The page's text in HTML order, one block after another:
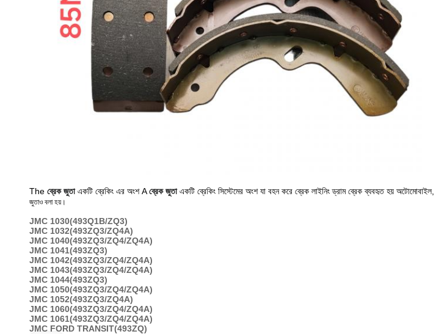
The ব্রেক জুতাএকটি ব্রেকিং এর অংশ Aব্রেক জুতাএকটি ব্রেকিং সিস্টেমের অংশ যা বহন করে ব্রেক লাইনিং ড্রাম ব্রেকব্যবহৃত হয় অটোমোবাইল
জুতাও বলা হয়।
JMC 1030(493Q1B/ZQ3)
JMC 1032(493ZQ3/ZQ4A)
JMC 1040(493ZQ3/ZQ4/ZQ4A)
JMC 1041(493ZQ3)
JMC 1042(493ZQ3/ZQ4/ZQ4A)
JMC 1043(493ZQ3/ZQ4/ZQ4A)
JMC 1044(493ZQ3)
JMC 1050(493ZQ3/ZQ4/ZQ4A)
JMC 1052(493ZQ3/ZQ4A)
JMC 1060(493ZQ3/ZQ4/ZQ4A)
JMC 1061(493ZQ3/ZQ4/ZQ4A)
JMC FORD TRANSIT(493ZQ)